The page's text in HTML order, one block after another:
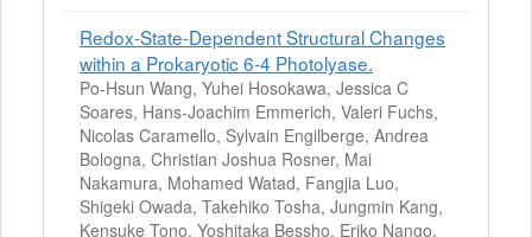
Redox-State-Dependent Structural Changes
within a Prokaryotic 6-4 Photolyase.
Po-Hsun Wang, Yuhei Hosokawa, Jessica C
Soares, Hans-Joachim Emmerich, Valeri Fuchs,
Nicolas Caramello, Sylvain Engilberge, Andrea
Bologna, Christian Joshua Rosner, Mai
Nakamura, Mohamed Watad, Fangjia Luo,
Shigeki Owada, Takehiko Tosha, Jungmin Kang,
Kensuke Tono, Yoshitaka Bessho, Eriko Nango,